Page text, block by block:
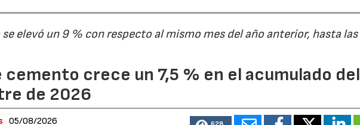
elevó un 9 % con respecto al mismo mes del año anterior, hasta las
cemento crece un 7,5 % en el acumulado del
de 2026
05/08/2026